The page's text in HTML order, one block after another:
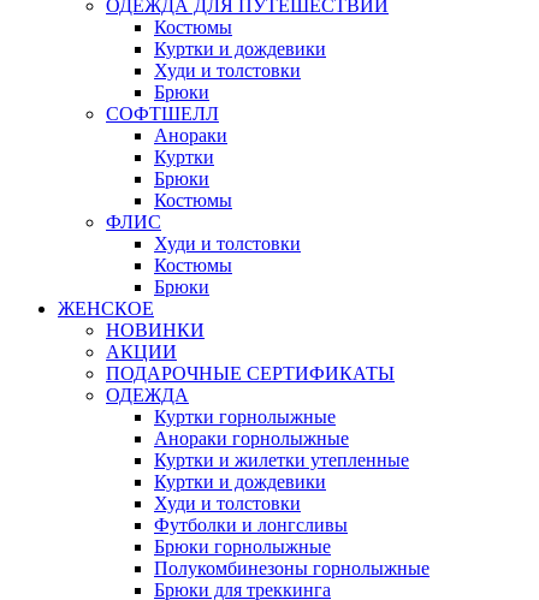
ОДЕЖДА ДЛЯ ПУТЕШЕСТВИЙ
Костюмы
Куртки и дождевики
Худи и толстовки
Брюки
СОФТШЕЛЛ
Анораки
Куртки
Брюки
Костюмы
ФЛИС
Худи и толстовки
Костюмы
Брюки
ЖЕНСКОЕ
НОВИНКИ
АКЦИИ
ПОДАРОЧНЫЕ СЕРТИФИКАТЫ
ОДЕЖДА
Куртки горнолыжные
Анораки горнолыжные
Куртки и жилетки утепленные
Куртки и дождевики
Худи и толстовки
Футболки и лонгсливы
Брюки горнолыжные
Полукомбинезоны горнолыжные
Брюки для треккинга